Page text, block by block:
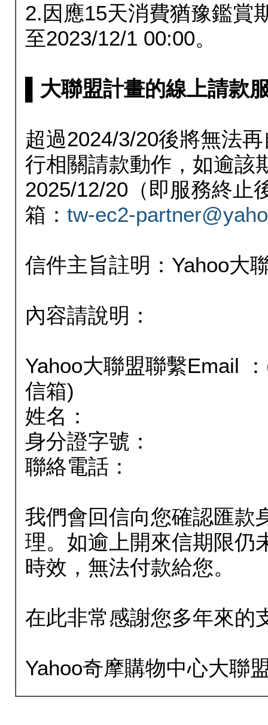
2.因應15天消費猶豫鑑賞
至2023/12/1 00:00。
▌大聯盟計畫的線上請款
超過2024/3/20後將無法
行相關請款動作，如逾該
2025/12/20（即服務終止
箱： tw-ec2-
信件主旨註明：Yahoo大
內容請說明：
Yahoo大聯盟聯繫Email
信箱)
姓名：
身分證字號：
聯絡電話：
我們會回信向您確認匯款
理。如逾上開來信期限仍
時效，無法付款給您。
在此非常感謝您多年來的
Yahoo奇摩購物中心大